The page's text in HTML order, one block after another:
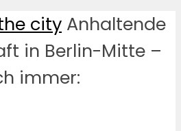
city Anhaltende
in Berlin-Mitte –
immer: